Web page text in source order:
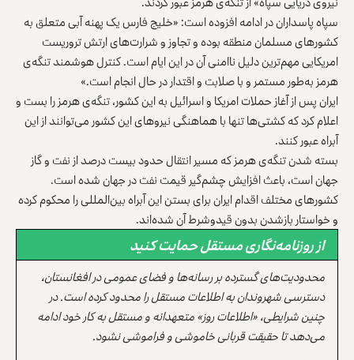
سپاه پاسداران در ادامه افزوده است: «خلیج فارس یک پهنه آبی متعلق به
کشورهای مسلمان منطقه بوده و تجاوز و شرارت‌های ارتش تروریست
امریکایی مهم‌ترین دلیل ناامنی آن در این ایام است. کنترل هوشمند تنگه‌ی
هرمز به‌طور مستمر و با صلابت و اقتدار در حال انجام است.»
ایران پس از آغاز حملات امریکا و اسرائیل به این کشور، تنگه‌ی هرمز را بست و
اعلام کرد که کشتی‌ها تنها با هماهنگی نیروهای این کشور می‌توانند از این
آبراه عبور کنند.
بسته شدن تنگه‌ی هرمز که مسیر انتقال حدود بیست درصد از نفت و گاز
جهان است، باعث افزایش چشم‌گیر قیمت نفت در جهان شده است.
کشورهای مختلف اقدام ایران برای بستن این آبراه بین‌المللی را محکوم کرده
و خواستار بازشدن بدون قیدوشرط آن شده‌اند.
از روزنامه‌نگاری مستقل حمایت کنید
محدودیت‌های گسترده بر رسانه‌ها و فضای عمومی در افغانستان،
دسترسی شهروندان به اطلاعات مستقل را محدود کرده است. در
چنین شرایطی، «اطلاعات روز» متعهدانه و مستقل به کار خود ادامه
می‌دهد تا حقیقت قربانی خاموشی و فراموشی نشود.